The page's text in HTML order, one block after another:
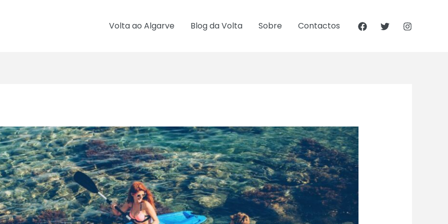
Volta ao Algarve Blog da Volta Sobre Contactos